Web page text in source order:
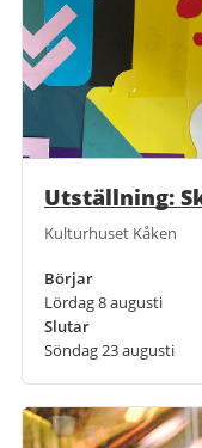
Utställning:
Kulturhuset Kåken
Börjar
Lördag 8 augusti
Slutar
Söndag 23 augusti